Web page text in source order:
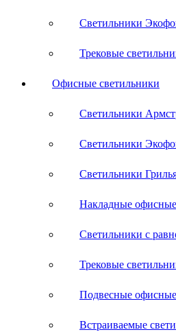
Светильники
Трековые
Офисные светильники
Светильники
Светильники
Светильники
Накладные
Светильники с
Трековые
Подвесные
Встраиваемые